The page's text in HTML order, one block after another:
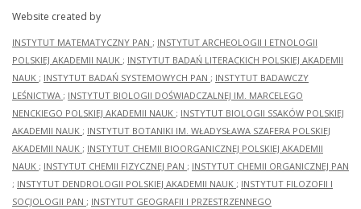
Website created by
INSTYTUT MATEMATYCZNY PAN ; INSTYTUT ARCHEOLOGII I ETNOLOGII
POLSKIEJ AKADEMII NAUK ; INSTYTUT BADAŃ LITERACKICH POLSKIEJ AKADEMII
NAUK ; INSTYTUT BADAŃ SYSTEMOWYCH PAN ; INSTYTUT BADAWCZY
LEŚNICTWA ; INSTYTUT BIOLOGII DOŚWIADCZALNEJ IM. MARCELEGO
NENCKIEGO POLSKIEJ AKADEMII NAUK ; INSTYTUT BIOLOGII SSAKÓW POLSKIEJ
AKADEMII NAUK ; INSTYTUT BOTANIKI IM. WŁADYSŁAWA SZAFERA POLSKIEJ
AKADEMII NAUK ; INSTYTUT CHEMII BIOORGANICZNEJ POLSKIEJ AKADEMII
NAUK ; INSTYTUT CHEMII FIZYCZNEJ PAN ; INSTYTUT CHEMII ORGANICZNEJ PAN
; INSTYTUT DENDROLOGII POLSKIEJ AKADEMII NAUK ; INSTYTUT FILOZOFII I
SOCJOLOGII PAN ; INSTYTUT GEOGRAFII I PRZESTRZENNEGO